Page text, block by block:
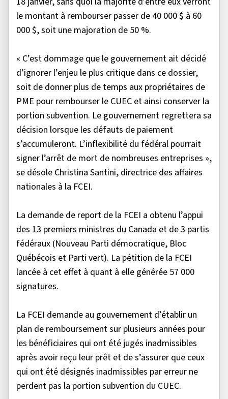
le montant à rembourser passer de 40 000 $ à 60
000 $, soit une majoration de 50 %.
« C’est dommage que le gouvernement ait décidé
d’ignorer l’enjeu le plus critique dans ce dossier,
soit de donner plus de temps aux propriétaires de
PME pour rembourser le CUEC et ainsi conserver la
portion subvention. Le gouvernement regrettera sa
décision lorsque les défauts de paiement
s’accumuleront. L’inflexibilité du fédéral pourrait
signer l’arrêt de mort de nombreuses entreprises »,
se désole Christina Santini, directrice des affaires
nationales à la FCEI.
La demande de report de la FCEI a obtenu l’appui
des 13 premiers ministres du Canada et de 3 partis
fédéraux (Nouveau Parti démocratique, Bloc
Québécois et Parti vert). La pétition de la FCEI
lancée à cet effet à quant à elle générée 57 000
signatures.
La FCEI demande au gouvernement d’établir un
plan de remboursement sur plusieurs années pour
les bénéficiaires qui ont été jugés inadmissibles
après avoir reçu leur prêt et de s’assurer que ceux
qui ont été désignés inadmissibles par erreur ne
perdent pas la portion subvention du CUEC.